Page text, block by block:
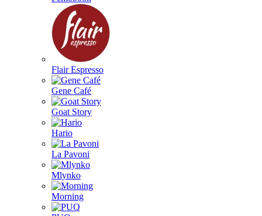
Flair Espresso
Gene Café
Goat Story
Hario
La Pavoni
Mlynko
Morning